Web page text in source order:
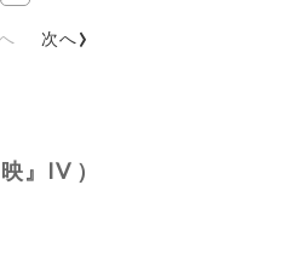
次へ›
』IV ）